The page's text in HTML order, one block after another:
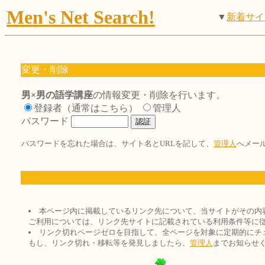
Men's Net Search! ▼ 新着サ
変更・削除
男×男の語学講座の情報変更・削除を行います。
登録者（通常はこちら）
管理人
パスワード
パスワードを忘れた場合は、サイト名とURLを記して、 管理人へメー
本ページ内に掲載しているリンク先について、当サイトがその
ご利用については、リンク先サイトに記載されている利用条件等に
リンク切れページゼロを目指して、全ページを対象に定期的に
もし、リンク切れ・移転等を発見しましたら、 管理人 までお知らせ